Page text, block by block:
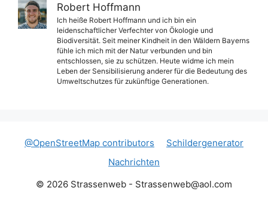
Robert Hoffmann
Ich heiße Robert Hoffmann und ich bin ein
leidenschaftlicher Verfechter von Ökologie und
Biodiversität. Seit meiner Kindheit in den Wäldern Bayerns
fühle ich mich mit der Natur verbunden und bin
entschlossen, sie zu schützen. Heute widme ich mein
Leben der Sensibilisierung anderer für die Bedeutung des
Umweltschutzes für zukünftige Generationen.
@OpenStreetMap contributors
Schildergenerator
Nachrichten
© 2026 Strassenweb - Strassenweb@aol.com